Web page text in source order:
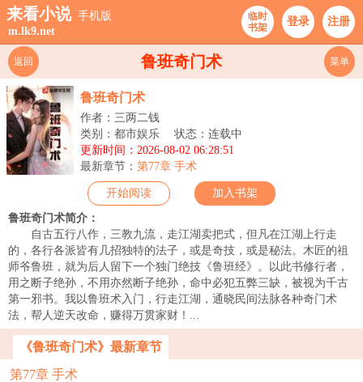
来看小说 手机版
m.lk9.net
临时
书架
登录 注册
鲁班奇门术
返回 菜单
鲁班奇门术
作者：三两二钱
类别：都市娱乐
状态：连载中
更新时间：2026-08-02 06:28:51
最新章节： 第77章 手术
开始阅读 加入书架
鲁班奇门术简介：
自古五行八作，三教九流，走江湖卖把式，但凡在江湖上行走
的，各行各派皆有几招独特的法子，或是奇技，或是秘法。木匠的祖
师爷鲁班，就为后人留下一个独门绝技《鲁班经》。以此书修行者，
用之断子绝孙，不用亦然断子绝孙，命中必犯五弊三缺，被视为千古
第一邪书。我以鲁班术入门，行走江湖，通晓民间法脉各种奇门术
法，帮人逆天改命，赚得万贯家财！...
《鲁班奇门术》最新章节
第77章 手术